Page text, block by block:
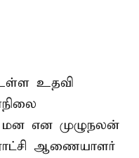
உதவி
மன என முழுநலன்
ஆணையாளர்